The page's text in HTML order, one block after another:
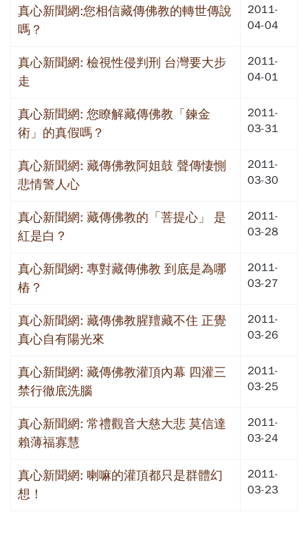
真心新聞網:您相信藏傳佛教的轉世傳說
嗎？
2011-
04-04
真心新聞網: 檢視性侵判刑 台灣要大步
走
2011-
04-01
真心新聞網: 您瞭解藏傳佛教「鍊金
術」的真假嗎？
2011-
03-31
真心新聞網: 藏傳佛教阿姐鼓 聲傳悽惻
悲情警人心
2011-
03-30
真心新聞網: 藏傳佛教的「菩提心」 是
紅是白？
2011-
03-28
真心新聞網: 專對藏傳佛教 到底是為哪
樁？
2011-
03-27
真心新聞網: 藏傳佛教腥羶藏不住 正覺
真心自有陽光來
2011-
03-26
真心新聞網: 藏傳佛教灌頂內幕 四灌三
禁行徹底洗腦
2011-
03-25
真心新聞網: 常禮觀音大慈大悲 莫信達
賴薄福寡慧
2011-
03-24
真心新聞網: 喇嘛的灌頂都只是群體幻
想！
2011-
03-23